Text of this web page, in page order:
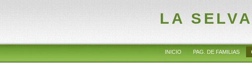
LA SELVA
INICIO PAG. DE FAMILIAS